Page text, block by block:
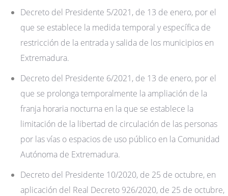
Decreto del Presidente 5/2021, de 13 de enero, por el
que se establece la medida temporal y específica de
restricción de la entrada y salida de los municipios en
Extremadura.
Decreto del Presidente 6/2021, de 13 de enero, por el
que se prolonga temporalmente la ampliación de la
franja horaria nocturna en la que se establece la
limitación de la libertad de circulación de las personas
por las vías o espacios de uso público en la Comunidad
Autónoma de Extremadura.
Decreto del Presidente 10/2020, de 25 de octubre, en
aplicación del Real Decreto 926/2020, de 25 de octubre,